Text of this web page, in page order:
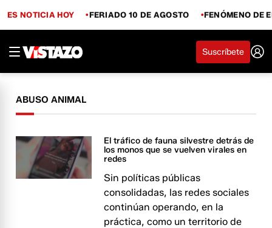
ES NOTICIA HOY FERIADO 10 DE AGOSTO FENÓMENO DE
Suscríbete
ABUSO ANIMAL
El tráfico de fauna silvestre detrás de
los monos que se vuelven virales en
redes
Sin políticas públicas
consolidadas, las redes sociales
continúan operando, en la
práctica, como un territorio de